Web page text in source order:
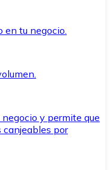
en tu negocio.
y permite que
canjeables por